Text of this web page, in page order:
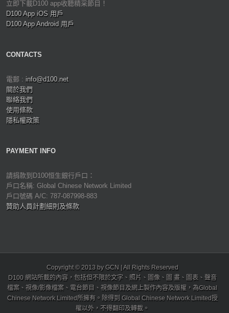
立即下載D100 app收聽精采節目！
D100 App iOS 用戶
D100 App Android 用戶
CONTACTS
電郵 : info@d100.net
關於我們
聯絡我們
使用條款
隱私權政策
PAYMENT INFO
請捐款到D100恒生銀行戶口：
戶口名稱: Global Chinese Network Limited
戶口號碼 A/C: 787-087998-883
贊助人員計劃細則及條款
Copyright © 2013 by GCN | All Rights Reserved
D100 網站所載的內容，包括但不限於文字、照片、圖像、圖 畫、圖表、聲音
檔案、視像/影像檔案、電台節目、視像節目及網上製作內容及版權，為Global
Chinese Network Limited所擁有。除得到 Global Chinese Network Limited授
權以外，不得翻印及轉載。